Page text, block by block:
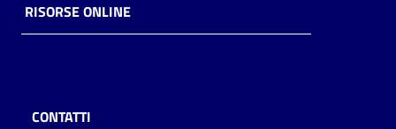
RISORSE ONLINE
CONTATTI